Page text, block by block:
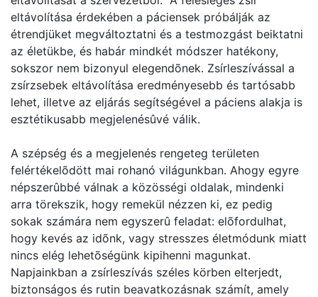
eltávolítása érdekében a páciensek próbálják az
étrendjüket megváltoztatni és a testmozgást beiktatni
az életükbe, és habár mindkét módszer hatékony,
sokszor nem bizonyul elegendõnek. Zsírleszívással a
zsírzsebek eltávolítása eredményesebb és tartósabb
lehet, illetve az eljárás segítségével a páciens alakja is
esztétikusabb megjelenésûvé válik.
A szépség és a megjelenés rengeteg területen
felértékelõdött mai rohanó világunkban. Ahogy egyre
népszerûbbé válnak a közösségi oldalak, mindenki
arra törekszik, hogy remekül nézzen ki, ez pedig
sokak számára nem egyszerû feladat: elõfordulhat,
hogy kevés az idõnk, vagy stresszes életmódunk miatt
nincs elég lehetõségünk kipihenni magunkat.
Napjainkban a zsírleszívás széles körben elterjedt,
biztonságos és rutin beavatkozásnak számít, amely